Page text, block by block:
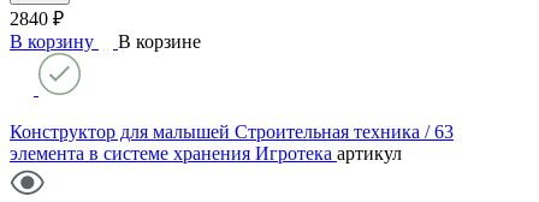
2840 ₽
В корзину
В корзине
Конструктор для малышей Строительная техника / 63
элемента в системе хранения Игротека артикул